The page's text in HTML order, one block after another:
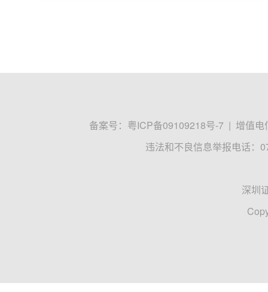
升下调0.32元，0号柴油每升下调0.31元。
油价
公告精选：浦东国际机场4月旅客吞吐
新能源 保隆科技 中贝通信